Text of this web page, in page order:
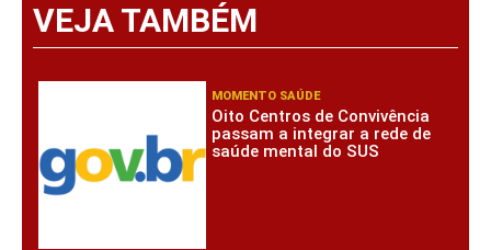
VEJA TAMBÉM
MOMENTO SAÚDE
Oito Centros de Convivência
passam a integrar a rede de
saúde mental do SUS